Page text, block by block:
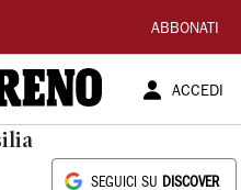
ABBONATI
ACCEDI
SEGUICI SU DISCOVER